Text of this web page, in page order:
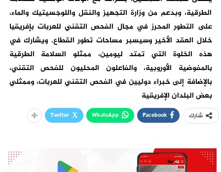
الطرقية، وبدعم من وزارة التجهيز والنقل واللوجسيتيك والماء،
على التطور المحرز في مجال الفحص التقني للعربات بإفريقيا
خلال العقد الأخير وسيسبر مساحات تطور القطاع. ويشارك في
هذه الخلوة التي تمتد ليومين، ممثلو السلامة الطرقية
بالمفوضية الأوروبية، والفاعلون المحليون للفحص التقني،
بالإضافة إلى خبراء دوليين في الفحص التقني للعربات، وممثلي
بعض البلدان الإفريقية
شارك Facebook
WhatsApp
Twitter